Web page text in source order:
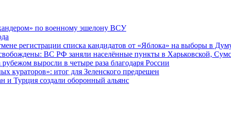
по военному эшелону ВСУ
регистрации списка кандидатов от «Яблока» на выборы в
ВС РФ заняли населённые пункты в Харьковской,
выросли в четыре раза благодаря России
кураторов»: итог для Зеленского предрешен
и Турция создали оборонный альянс